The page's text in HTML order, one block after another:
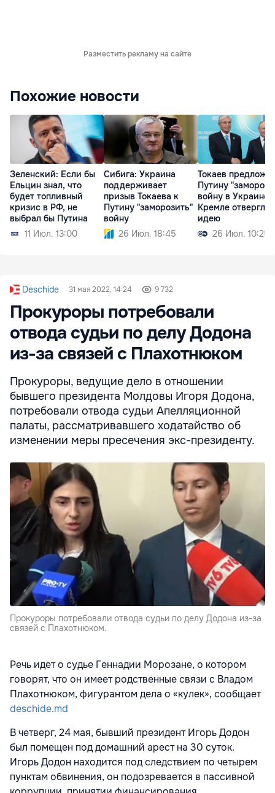
Разместить рекламу на сайте
Похожие новости
Зеленский: Если бы
Ельцин знал, что
будет топливный
кризис в РФ, не
выбрал бы Путина
11 Июл. 13:00
Сибига: Украина
поддерживает
призыв Токаева к
Путину "заморозить"
войну
26 Июл. 18:45
Токаев
Путину
войну в Украине,
Кремле отвергли
идею
26 Июл. 10:25
Deschide 31 мая 2022, 14:24 9 732
Прокуроры потребовали
отвода судьи по делу Додона
из-за связей с Плахотнюком
Прокуроры, ведущие дело в отношении
бывшего президента Молдовы Игоря Додона,
потребовали отвода судьи Апелляционной
палаты, рассматривавшего ходатайство об
изменении меры пресечения экс-президенту.
Прокуроры потребовали отвода судьи по делу Додона из-за
связей с Плахотнюком.
Речь идет о судье Геннадии Морозане, о котором
говорят, что он имеет родственные связи с Владом
Плахотнюком, фигурантом дела о «кулек», сообщает
deschide.md
В четверг, 24 мая, бывший президент Игорь Додон
был помещен под домашний арест на 30 суток.
Игорь Додон находится под следствием по четырем
пунктам обвинения, он подозревается в пассивной